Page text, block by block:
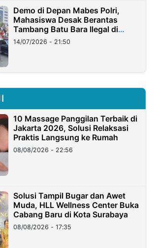
Demo di Depan Mabes Polri,
Mahasiswa Desak Berantas
Tambang Batu Bara Ilegal di
Lampung
14/07/2026 - 21:50
10 Massage Panggilan Terbaik di
Jakarta 2026, Solusi Relaksasi
Praktis Langsung ke Rumah
08/08/2026 - 22:56
Solusi Tampil Bugar dan Awet
Muda, HLL Wellness Center Buka
Cabang Baru di Kota Surabaya
08/08/2026 - 17:35